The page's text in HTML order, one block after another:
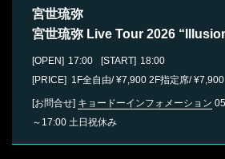
宮世琉弥
宮世琉弥 Live Tour 2026
[OPEN] 17:00 [START] 18:00
[PRICE] 1F全自由/ ¥7,900 2F指定席/ ¥7,900
[お問合せ] キョードーインフォメーション
～17:00 土日祝休み